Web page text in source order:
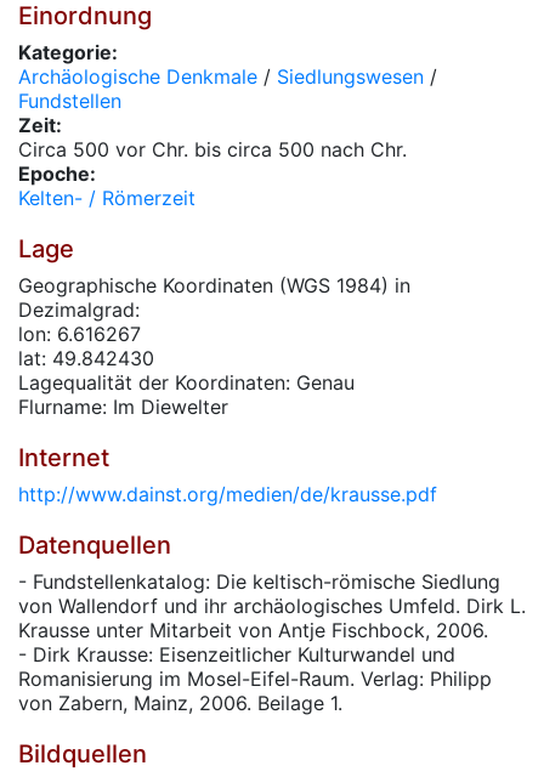
Einordnung
Kategorie:
Archäologische Denkmale / Siedlungswesen /
Fundstellen
Zeit:
Circa 500 vor Chr. bis circa 500 nach Chr.
Epoche:
Kelten- / Römerzeit
Lage
Geographische Koordinaten (WGS 1984) in
Dezimalgrad:
lon: 6.616267
lat: 49.842430
Lagequalität der Koordinaten: Genau
Flurname: Im Diewelter
Internet
http://www.dainst.org/medien/de/krausse.pdf
Datenquellen
- Fundstellenkatalog: Die keltisch-römische Siedlung
von Wallendorf und ihr archäologisches Umfeld. Dirk L.
Krausse unter Mitarbeit von Antje Fischbock, 2006.
- Dirk Krausse: Eisenzeitlicher Kulturwandel und
Romanisierung im Mosel-Eifel-Raum. Verlag: Philipp
von Zabern, Mainz, 2006. Beilage 1.
Bildquellen